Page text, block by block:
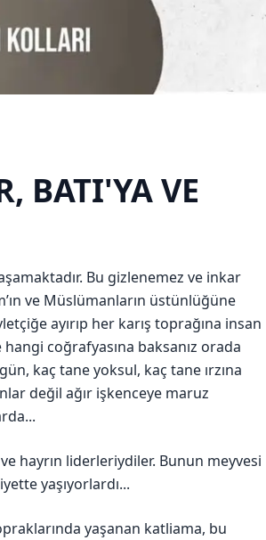
BATI'YA VE
Bu gizlenemez ve inkar
ve Müslümanların üstünlüğüne
ayırıp her karış toprağına insan
coğrafyasına baksanız orada
kaç tane yoksul, kaç tane ırzına
değil ağır işkenceye maruz
hayrın liderleriydiler. Bunun meyvesi
yaşıyorlardı...
yaşanan katliama, bu